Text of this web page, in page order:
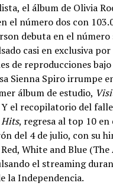
el álbum de Olivia
el número dos con
debuta en el
casi en exclusiva
de reproducciones bajo
Sienna Spiro irrumpe
álbum de estudio,
Y el recopilatorio del
Hits, regresa al top 10 en
del 4 de julio, con su
White and Blue
el streaming
la Independencia.